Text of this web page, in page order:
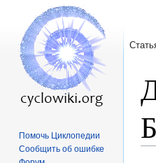
Помочь Циклопедии
Сообщить об ошибке